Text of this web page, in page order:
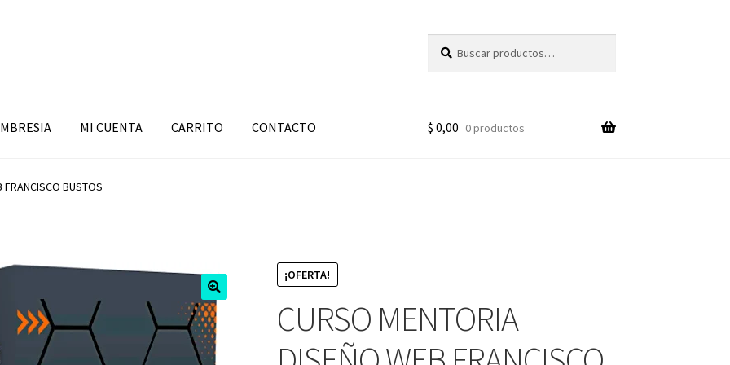
por:
MI CUENTA CARRITO CONTACTO $ 0,00 0 productos
FRANCISCO BUSTOS
¡OFERTA!
CURSO MENTORIA